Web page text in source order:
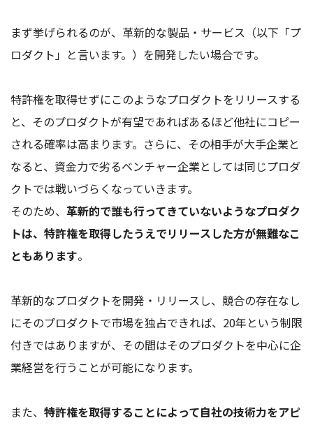
まず挙げられるのが、革新的な製品・サービス（以下「プ
ロダクト」と言います。）を開発したい場合です。
特許権を取得せずにこのようなプロダクトをリリースする
と、そのプロダクトが有望であればあるほど他社にコピー
される確率は高まります。さらに、その相手が大手企業と
なると、資金力で劣るベンチャー企業としては同じプロダ
クトでは戦いづらくなっていきます。
そのため、 革新的で誰も行ってきていないようなプロダク
トは、特許権を取得したうえでリリースした方が無難なこ
ともあります。
革新的なプロダクトを開発・リリースし、競合の存在なし
にそのプロダクトで市場を独占できれば、20年という制限
付きではありますが、その間はそのプロダクトを中心に企
業経営を行うことが可能になります。
また、 特許権を取得することによって自社の技術力をアピ